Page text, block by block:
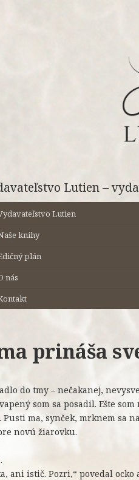
Lutien –
Lutien
knihy
plán
nás
prináša
do tmy – nečakanej,
som sa posadil. Ešte
ma, synček, mrknem sa
novú žiarovku.
ani istič. Pozri,“ povedal